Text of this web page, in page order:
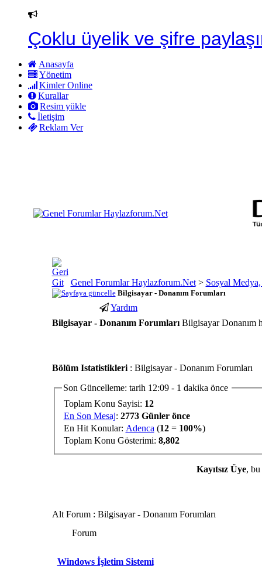
Çoklu üyelik ve şifre
Anasayfa
Yönetim
Kimler Online
Kurallar
Resim yükle
İletişim
Reklam Ver
Genel Forumlar Haylazforum.Net > Sosyal
Bilgisayar - Donanım Forumları
Yardım
Bilgisayar - Donanım Forumları Bilgisayar Donanım
porno
izle
gaziantep
gaziantep
escort
youtube
abone
hilesi
Bölüm Istatistikleri: Bilgisayar - Donanım Forumları
Son Güncelleme: tarih 12:09 - 1 dakika önce
Toplam Konu Sayisi: 12
En Son Mesaj: 2773 Günler önce
En Hit Konular: Adenca (12= 100%)
Toplam Konu Gösterimi: 8,802
Kayıtsız Üye, bu
Alt Forum: Bilgisayar - Donanım Forumları
Forum
Windows İşletim Sistemi